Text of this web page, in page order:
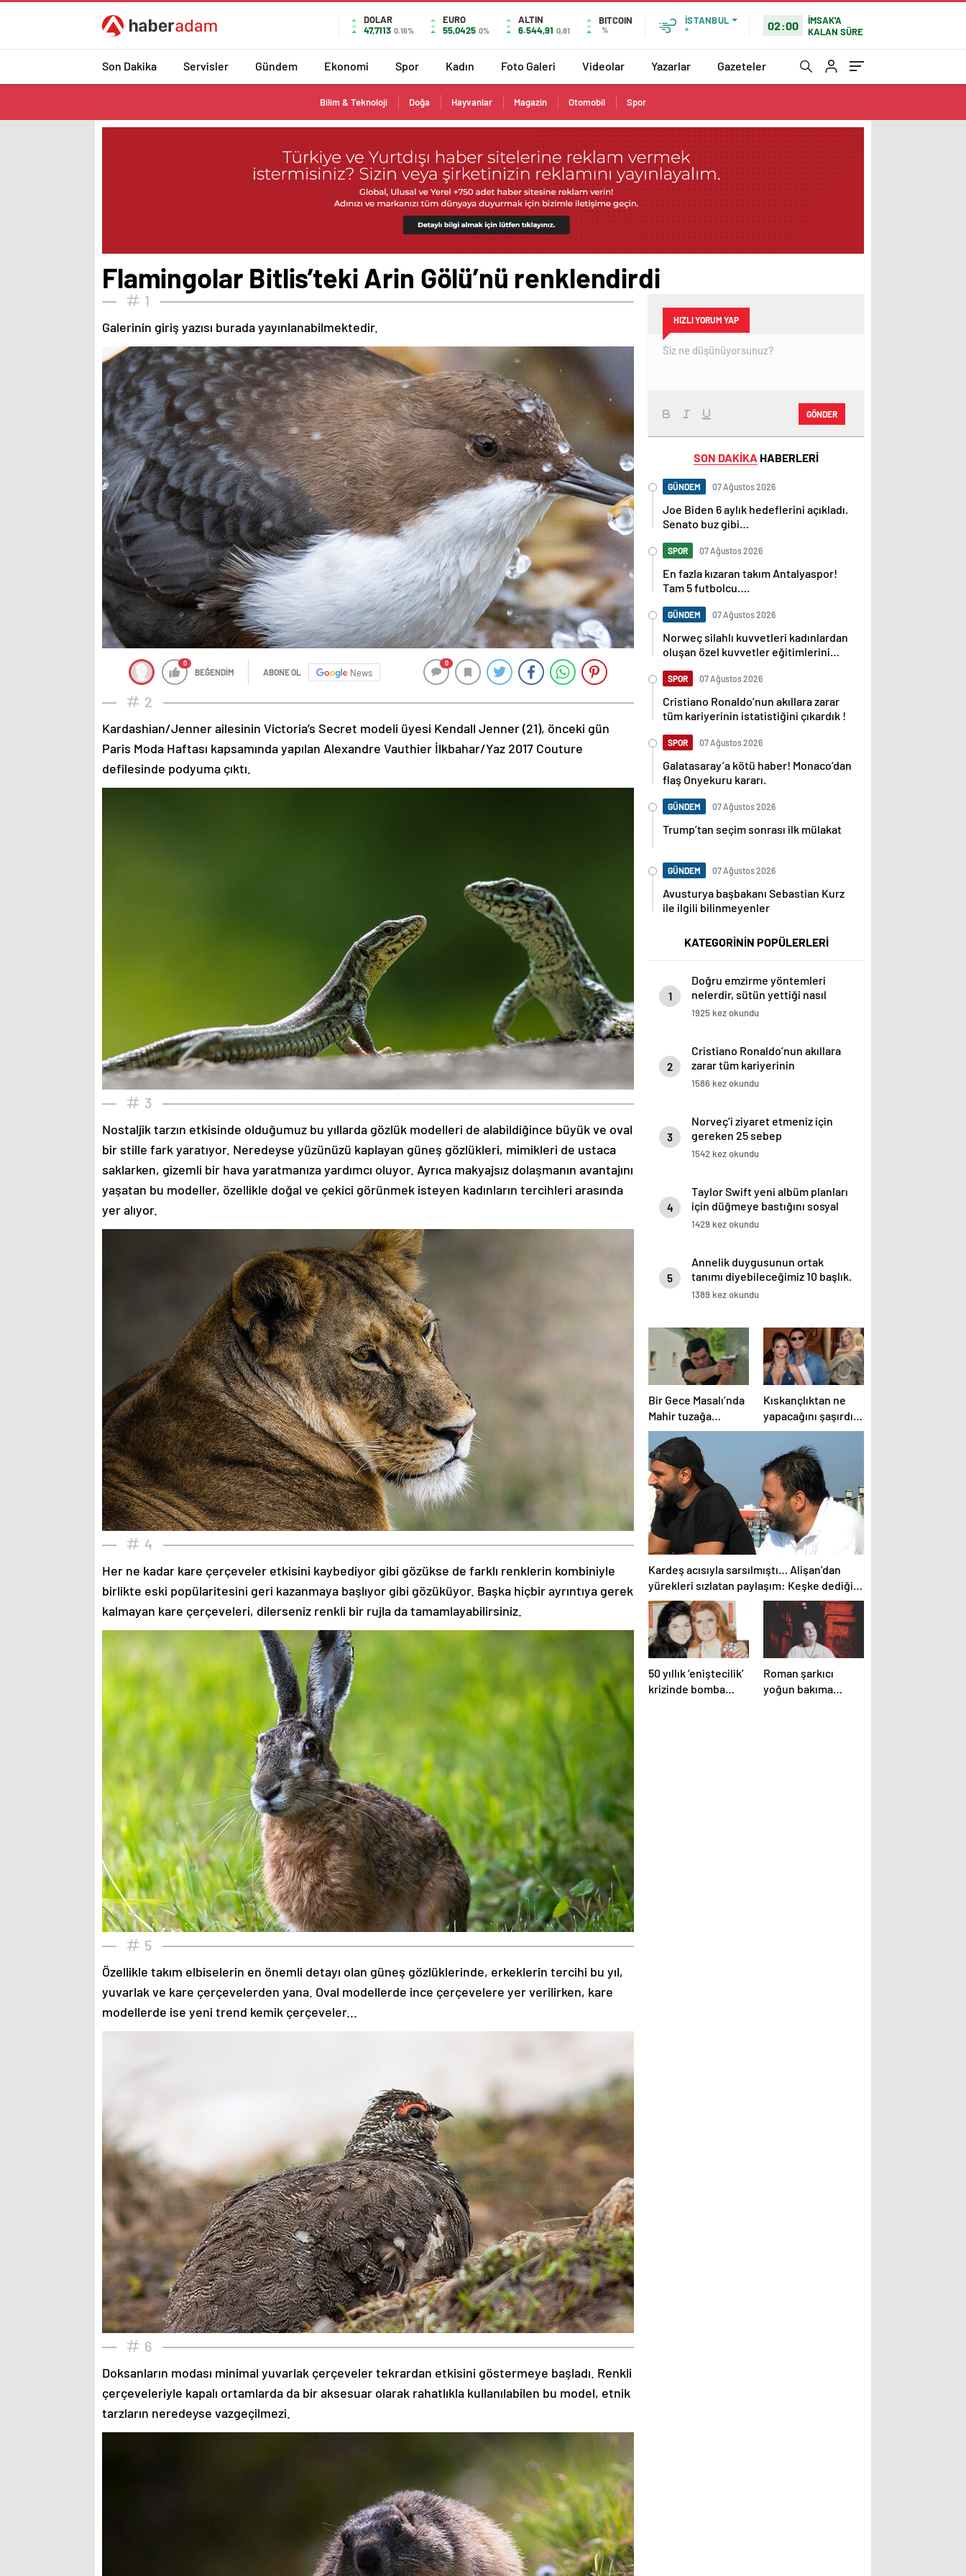
DOLAR
47,7113 0.16%
EURO
55,0425 0%
ALTIN
6.544,91 0,81
BITCOIN
%
İSTANBUL
°
02:00
İMSAK'A
KALAN SÜRE
Son Dakika Servisler Gündem Ekonomi Spor Kadın Foto Galeri Videolar Yazarlar Gazeteler
Bilim & Teknoloji Doğa Hayvanlar Magazin Otomobil Spor
Flamingolar Bitlis’teki Arin Gölü’nü renklendirdi
1
Galerinin giriş yazısı burada yayınlanabilmektedir.
0
BEĞENDİM ABONE OL News
0
2
Kardashian/Jenner ailesinin Victoria’s Secret modeli üyesi Kendall Jenner (21), önceki gün
Paris Moda Haftası kapsamında yapılan Alexandre Vauthier İlkbahar/Yaz 2017 Couture
defilesinde podyuma çıktı.
3
Nostaljik tarzın etkisinde olduğumuz bu yıllarda gözlük modelleri de alabildiğince büyük ve oval
bir stille fark yaratıyor. Neredeyse yüzünüzü kaplayan güneş gözlükleri, mimikleri de ustaca
saklarken, gizemli bir hava yaratmanıza yardımcı oluyor. Ayrıca makyajsız dolaşmanın avantajını
yaşatan bu modeller, özellikle doğal ve çekici görünmek isteyen kadınların tercihleri arasında
yer alıyor.
4
Her ne kadar kare çerçeveler etkisini kaybediyor gibi gözükse de farklı renklerin kombiniyle
birlikte eski popülaritesini geri kazanmaya başlıyor gibi gözüküyor. Başka hiçbir ayrıntıya gerek
kalmayan kare çerçeveleri, dilerseniz renkli bir rujla da tamamlayabilirsiniz.
5
Özellikle takım elbiselerin en önemli detayı olan güneş gözlüklerinde, erkeklerin tercihi bu yıl,
yuvarlak ve kare çerçevelerden yana. Oval modellerde ince çerçevelere yer verilirken, kare
modellerde ise yeni trend kemik çerçeveler...
6
Doksanların modası minimal yuvarlak çerçeveler tekrardan etkisini göstermeye başladı. Renkli
çerçeveleriyle kapalı ortamlarda da bir aksesuar olarak rahatlıkla kullanılabilen bu model, etnik
tarzların neredeyse vazgeçilmezi.
HIZLI YORUM YAP
GÖNDER
SON DAKİKA HABERLERİ
GÜNDEM 07 Ağustos 2026
Joe Biden 6 aylık hedeflerini açıkladı.
Senato buz gibi…
SPOR 07 Ağustos 2026
En fazla kızaran takım Antalyaspor!
Tam 5 futbolcu….
GÜNDEM 07 Ağustos 2026
Norweç silahlı kuvvetleri kadınlardan
oluşan özel kuvvetler eğitimlerini
SPOR 07 Ağustos 2026
Cristiano Ronaldo’nun akıllara zarar
tüm kariyerinin istatistiğini çıkardık !
SPOR 07 Ağustos 2026
Galatasaray’a kötü haber! Monaco’dan
flaş Onyekuru kararı.
GÜNDEM 07 Ağustos 2026
Trump’tan seçim sonrası ilk mülakat
GÜNDEM 07 Ağustos 2026
Avusturya başbakanı Sebastian Kurz
ile ilgili bilinmeyenler
KATEGORİNİN POPÜLERLERİ
1
Doğru emzirme yöntemleri
nelerdir, sütün yettiği nasıl
anlaşılır?
1925 kez okundu
2
Cristiano Ronaldo’nun akıllara
zarar tüm kariyerinin
istatistiğini çıkardık !
1586 kez okundu
3
Norveç’i ziyaret etmeniz için
gereken 25 sebep
1542 kez okundu
4
Taylor Swift yeni albüm planları
için düğmeye bastığını sosyal
medyadan duyurdu!
1429 kez okundu
5
Annelik duygusunun ortak
tanımı diyebileceğimiz 10 başlık.
1389 kez okundu
Bir Gece Masalı’nda
Mahir tuzağa
düşüyor!
Kıskançlıktan ne
yapacağını şaşırdı!
Wanda Nara ve
China Suarez
arasında not krizi
patlak verdi!
Kardeş acısıyla sarsılmıştı… Alişan’dan
yürekleri sızlatan paylaşım: Keşke dediğim
çok şey var
50 yıllık ‘eniştecilik’
krizinde bomba
Roman şarkıcı
yoğun bakıma